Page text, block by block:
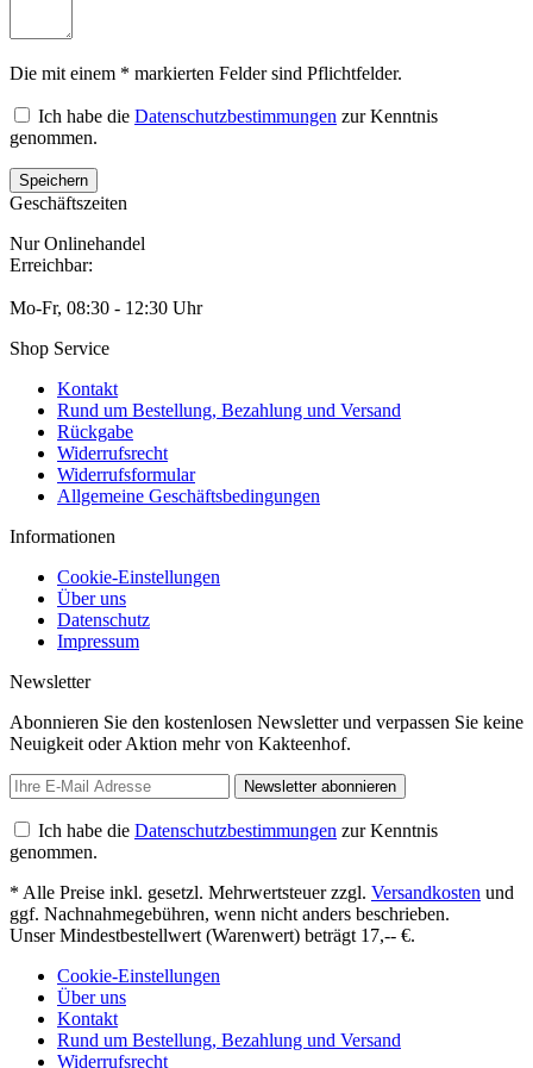
Die mit einem * markierten Felder sind Pflichtfelder.
Ich habe die Datenschutzbestimmungen zur Kenntnis
genommen.
Geschäftszeiten
Nur Onlinehandel
Erreichbar:
Mo-Fr, 08:30 - 12:30 Uhr
Shop Service
Kontakt
Rund um Bestellung, Bezahlung und Versand
Rückgabe
Widerrufsrecht
Widerrufsformular
Allgemeine Geschäftsbedingungen
Informationen
Cookie-Einstellungen
Über uns
Datenschutz
Impressum
Newsletter
Abonnieren Sie den kostenlosen Newsletter und verpassen Sie keine
Neuigkeit oder Aktion mehr von Kakteenhof.
Newsletter abonnieren
Ich habe die Datenschutzbestimmungen zur Kenntnis
genommen.
* Alle Preise inkl. gesetzl. Mehrwertsteuer zzgl. Versandkosten und
ggf. Nachnahmegebühren, wenn nicht anders beschrieben.
Unser Mindestbestellwert (Warenwert) beträgt 17,-- €.
Cookie-Einstellungen
Über uns
Kontakt
Rund um Bestellung, Bezahlung und Versand
Widerrufsrecht